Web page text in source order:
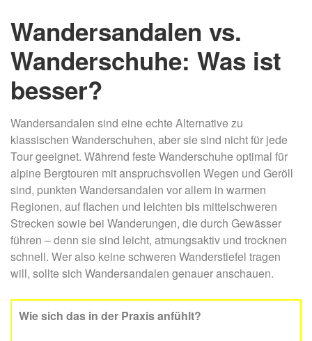
Wandersandalen vs.
Wanderschuhe: Was ist
besser?
Wandersandalen sind eine echte Alternative zu
klassischen Wanderschuhen, aber sie sind nicht für jede
Tour geeignet. Während feste Wanderschuhe optimal für
alpine Bergtouren mit anspruchsvollen Wegen und Geröll
sind, punkten Wandersandalen vor allem in warmen
Regionen, auf flachen und leichten bis mittelschweren
Strecken sowie bei Wanderungen, die durch Gewässer
führen – denn sie sind leicht, atmungsaktiv und trocknen
schnell. Wer also keine schweren Wanderstiefel tragen
will, sollte sich Wandersandalen genauer anschauen.
Wie sich das in der Praxis anfühlt?